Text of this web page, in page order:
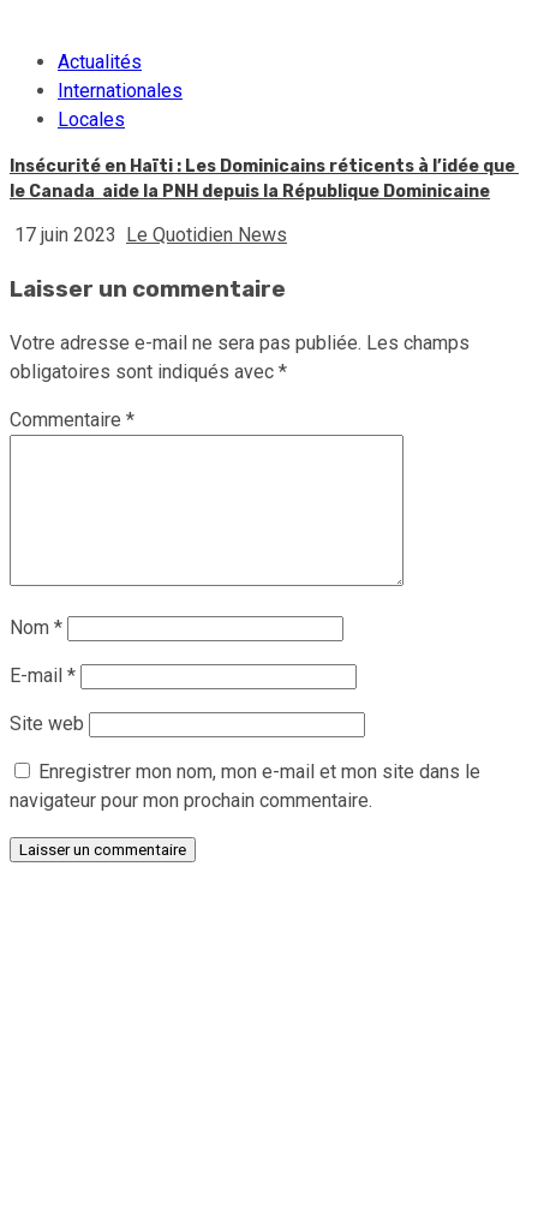
Actualités
Internationales
Locales
Insécurité en Haïti : Les Dominicains réticents à l’idée que
le Canada aide la PNH depuis la République Dominicaine
17 juin 2023 Le Quotidien News
Laisser un commentaire
Votre adresse e-mail ne sera pas publiée. Les champs
obligatoires sont indiqués avec *
Commentaire *
Nom *
E-mail *
Site web
Enregistrer mon nom, mon e-mail et mon site dans le
navigateur pour mon prochain commentaire.